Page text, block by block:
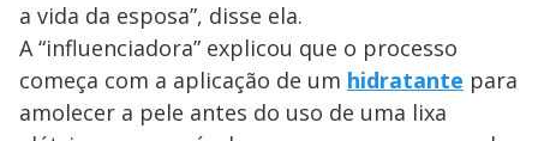
a vida da esposa”, disse ela.
A “influenciadora” explicou que o processo
começa com a aplicação de um hidratante para
amolecer a pele antes do uso de uma lixa